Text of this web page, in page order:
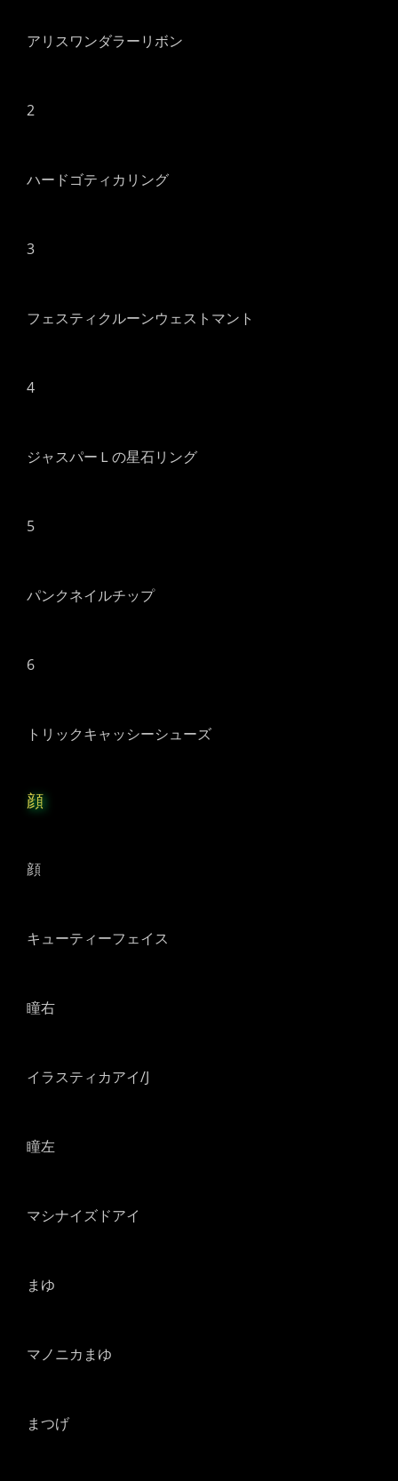
アリスワンダラーリボン
2
ハードゴティカリング
3
フェスティクルーンウェストマント
4
ジャスパーＬの星石リング
5
パンクネイルチップ
6
トリックキャッシーシューズ
顔
顔
キューティーフェイス
瞳右
イラスティカアイ/J
瞳左
マシナイズドアイ
まゆ
マノニカまゆ
まつげ